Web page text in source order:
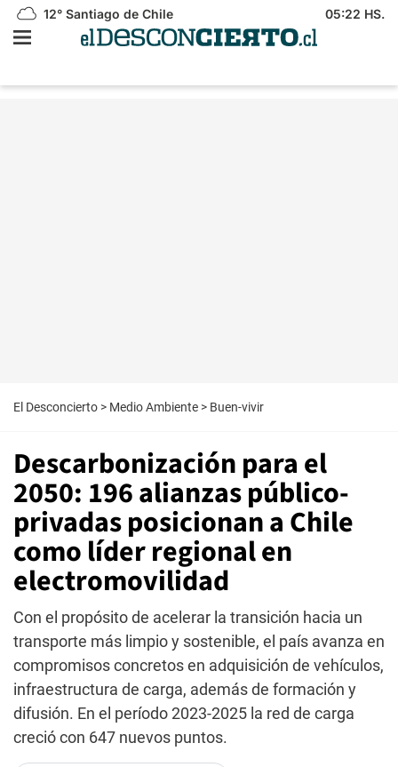
12° Santiago de Chile 05:22 HS.
El Desconcierto > Medio Ambiente > Buen-vivir
Descarbonización para el
2050: 196 alianzas público-
privadas posicionan a Chile
como líder regional en
electromovilidad
Con el propósito de acelerar la transición hacia un
transporte más limpio y sostenible, el país avanza en
compromisos concretos en adquisición de vehículos,
infraestructura de carga, además de formación y
difusión. En el período 2023-2025 la red de carga
creció con 647 nuevos puntos.